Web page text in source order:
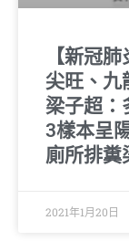
【新冠
尖旺、九
梁子超：
3樣本呈
廁所排糞
2021年1月20日